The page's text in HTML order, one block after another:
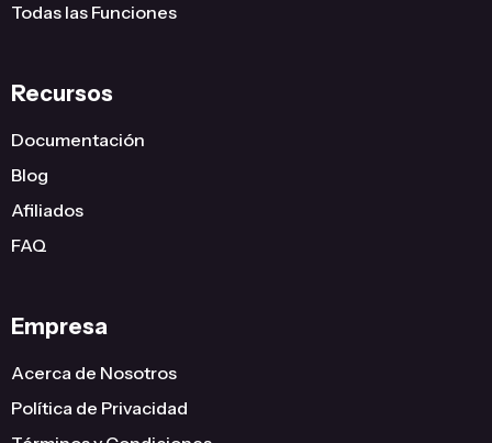
Todas las Funciones
Recursos
Documentación
Blog
Afiliados
FAQ
Empresa
Acerca de Nosotros
Política de Privacidad